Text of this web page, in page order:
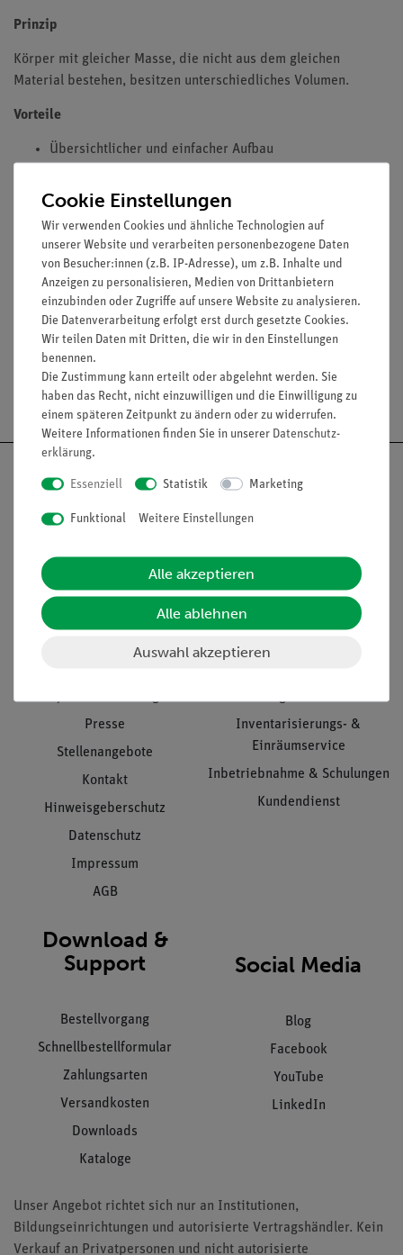
Prinzip
Körper mit gleicher Masse, die nicht aus dem gleichen
Material bestehen, besitzen unterschiedliches Volumen.
Vorteile
Übersichtlicher und einfacher Aufbau
Aufwand
Lieferumfang
Media / Downloads
Versandkostenfrei ab 300,- €
Nach oben
Informationen
Presse
Stellenangebote
Kontakt
Hinweisgeberschutz
Datenschutz
Impressum
AGB
Inventarisierungs- &
Einräumservice
Inbetriebnahme & Schulungen
Kundendienst
Download &
Support
Bestellvorgang
Schnellbestellformular
Zahlungsarten
Versandkosten
Downloads
Kataloge
Social Media
Blog
Facebook
YouTube
LinkedIn
Unser Angebot richtet sich nur an Institutionen,
Bildungseinrichtungen und autorisierte Vertragshändler. Kein
Verkauf an Privatpersonen und nicht autorisierte
Cookie Einstellungen
Wir verwenden Cookies und ähnliche Technologien auf
unserer Website und verarbeiten personenbezogene Daten
von Besucher:innen (z.B. IP-Adresse), um z.B. Inhalte und
Anzeigen zu personalisieren, Medien von Drittanbietern
einzubinden oder Zugriffe auf unsere Website zu analysieren.
Die Datenverarbeitung erfolgt erst durch gesetzte Cookies.
Wir teilen Daten mit Dritten, die wir in den Einstellungen
benennen.
Die Zustimmung kann erteilt oder abgelehnt werden. Sie
haben das Recht, nicht einzuwilligen und die Einwilligung zu
einem späteren Zeitpunkt zu ändern oder zu widerrufen.
Weitere Informationen finden Sie in unserer Daten­schutz­
erklärung.
Essenziell Statistik Marketing
Funktional Weitere Einstellungen
Alle akzeptieren
Alle ablehnen
Auswahl akzeptieren